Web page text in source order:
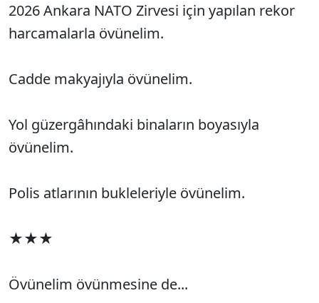
2026 Ankara NATO Zirvesi için yapılan rekor
harcamalarla övünelim.
Cadde makyajıyla övünelim.
Yol güzergâhındaki binaların boyasıyla
övünelim.
Polis atlarının bukleleriyle övünelim.
★★★
Övünelim övünmesine de...